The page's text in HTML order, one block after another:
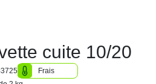
cuite 10/20
Frais